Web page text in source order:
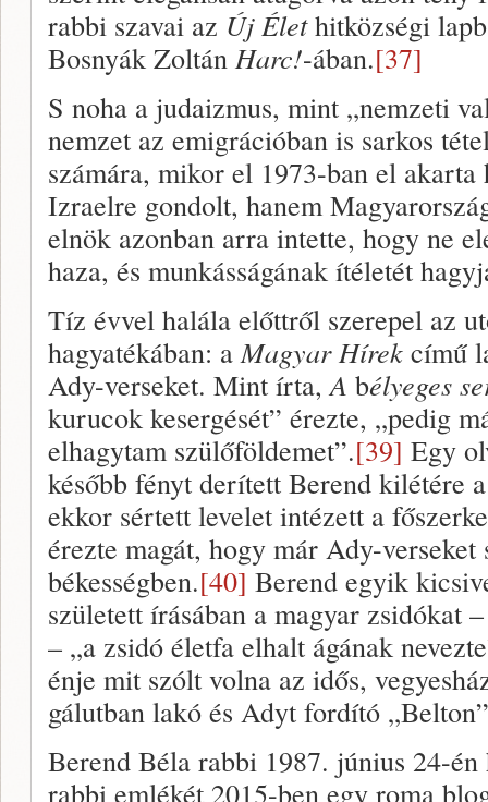
rabbi szavai az Új Élethitközségi
Bosnyák Zoltán Harc!-ában.[37]
S noha a judaizmus, mint „nemzeti
nemzet az emigrációban is sarkos
számára, mikor el 1973-ban el
Izraelre gondolt, hanem
elnök azonban arra intette, hogy ne
haza, és munkásságának ítéletét
Tíz évvel halála előttről szerepel az
hagyatékában: aMagyar Hírek című
Ady-verseket. Mint írta,A bélyeges
kurucok kesergését” érezte, „pedig
elhagytam szülőföldemet”.[39] Egy
később fényt derített Berend kilétére
ekkor sértett levelet intézett a
érezte magát, hogy már Ady-
békességben.[40] Berend egyik
született írásában a magyar zsidókat
– „a zsidó életfa elhalt ágának
énje mit szólt volna az idős,
gálutban lakó és Adyt fordító
Berend Béla rabbi 1987. június 24-
rabbi emlékét 2015-ben egy roma